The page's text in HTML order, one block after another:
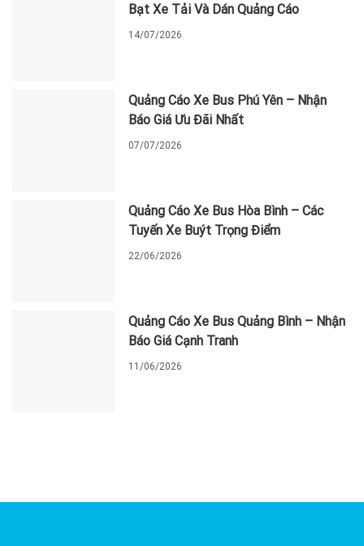
Bạt Xe Tải Và Dán Quảng Cáo
14/07/2026
Quảng Cáo Xe Bus Phú Yên – Nhận
Báo Giá Ưu Đãi Nhất
07/07/2026
Quảng Cáo Xe Bus Hòa Bình – Các
Tuyến Xe Buýt Trọng Điểm
22/06/2026
Quảng Cáo Xe Bus Quảng Bình – Nhận
Báo Giá Cạnh Tranh
11/06/2026